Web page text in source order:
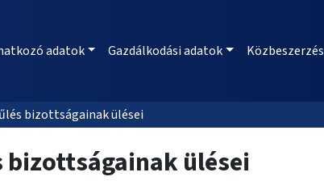
adatok Gazdálkodási adatok Közbeszerzés
bizottságainak ülései
bizottságainak ülései